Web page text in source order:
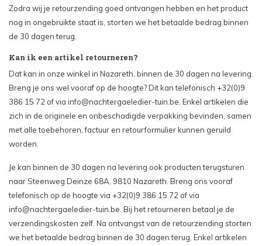
Zodra wij je retourzending goed ontvangen hebben en het product
nog in ongebruikte staat is, storten we het betaalde bedrag binnen
de 30 dagen terug.
Kan ik een artikel retourneren?
Dat kan in onze winkel in Nazareth, binnen de 30 dagen na levering.
Breng je ons wel vooraf op de hoogte? Dit kan telefonisch +32(0)9
386 15 72 of via info@nachtergaeledier-tuin.be . Enkel artikelen die
zich in de originele en onbeschadigde verpakking bevinden, samen
met alle toebehoren, factuur en retourformulier kunnen geruild
worden.
Je kan binnen de 30 dagen na levering ook producten terugsturen
naar Steenweg Deinze 68A, 9810 Nazareth. Breng ons vooraf
telefonisch op de hoogte via +32(0)9 386 15 72 of via
info@nachtergaeledier-tuin.be . Bij het retourneren betaal je de
verzendingskosten zelf. Na ontvangst van de retourzending storten
we het betaalde bedrag binnen de 30 dagen terug. Enkel artikelen